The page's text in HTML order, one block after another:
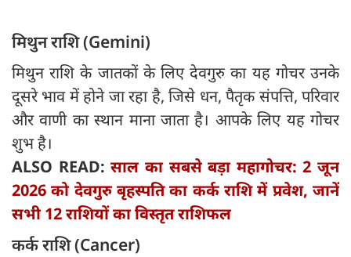
मिथुन राशि (Gemini)
मिथुन राशि के जातकों के लिए देवगुरु का यह गोचर उनके
दूसरे भाव में होने जा रहा है, जिसे धन, पैतृक संपत्ति, परिवार
और वाणी का स्थान माना जाता है। आपके लिए यह गोचर
शुभ है।
ALSO READ:साल का सबसे बड़ा महागोचर: 2 जून
2026 को देवगुरु बृहस्पति का कर्क राशि में प्रवेश, जानें
सभी 12 राशियों का विस्तृत राशिफल
कर्क राशि (Cancer)